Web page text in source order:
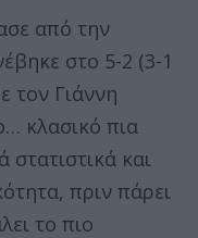
από την
στο 5-2 (3-1
τον Γιάννη
κλασικό πια
και
πριν πάρει
το πιο